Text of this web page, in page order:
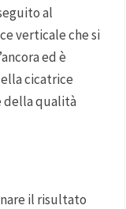
al
verticale che si
ed è
cicatrice
della qualità
il risultato